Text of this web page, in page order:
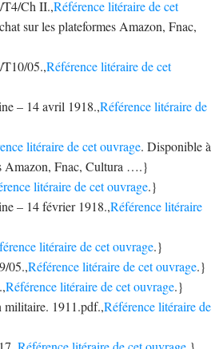
T4/Ch II.,Référence litéraire de cet
sur les plateformes Amazon, Fnac,
05.,Référence litéraire de cet
– 14 avril 1918.,Référence litéraire de
litéraire de cet ouvrage. Disponible à
Amazon, Fnac, Cultura ….}
litéraire de cet ouvrage.}
– 14 février 1918.,Référence litéraire
litéraire de cet ouvrage.}
05.,Référence litéraire de cet ouvrage.}
Référence litéraire de cet ouvrage.}
1911.pdf.,Référence litéraire de